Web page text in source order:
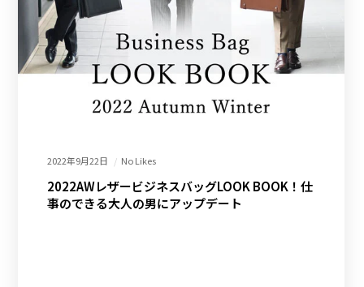
2022年9月22日 No Likes
2022AWレザービジネスバッグLOOK BOOK！仕
事のできる大人の男にアップデート